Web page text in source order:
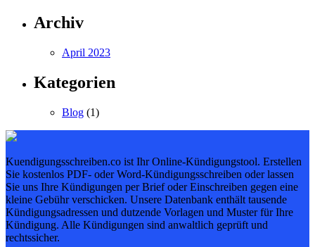
Archiv
April 2023
Kategorien
Blog (1)
Kuendigungsschreiben.co ist Ihr Online-Kündigungstool. Erstellen
Sie kostenlos PDF- oder Word-Kündigungsschreiben oder lassen
Sie uns Ihre Kündigungen per Brief oder Einschreiben gegen eine
kleine Gebühr verschicken. Unsere Datenbank enthält tausende
Kündigungsadressen und dutzende Vorlagen und Muster für Ihre
Kündigung. Alle Kündigungen sind anwaltlich geprüft und
rechtssicher.